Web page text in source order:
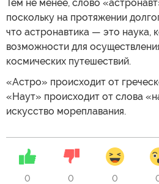
Тем не менее, слово
поскольку на протяжении
что астронавтика — это наука,
возможности для
космических путешествий.
«Астро» происходит от
«Наут» происходит от слова
искусство мореплавания.
0 0 0